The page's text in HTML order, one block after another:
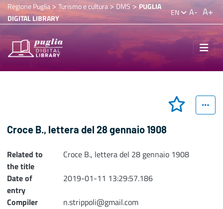
Regione Puglia> Turismo e cultura>DMS > PUGLIA
DIGITAL LIBRARY
EN A- A+
Croce B., lettera del 28 gennaio 1908
Related to
the title
Croce B., lettera del 28 gennaio 1908
Date of
entry
2019-01-11 13:29:57.186
Compiler
n.strippoli@gmail.com